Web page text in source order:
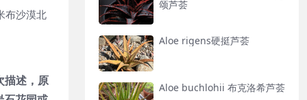
布沙漠北
描述，原
颂芦荟
Aloe rigens硬挺芦荟
Aloe buchlohii 布克洛希芦荟